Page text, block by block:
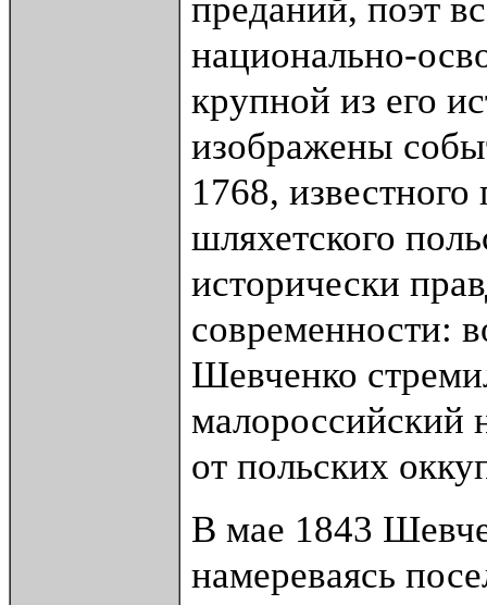
национально-
крупной из его
изображены
1768,
шляхетского
исторически
современности:
Шевченко
малороссийский
от польских
В мае 1843
намереваясь